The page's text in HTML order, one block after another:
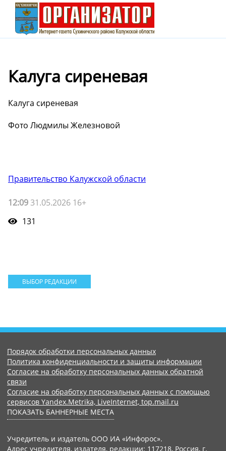
Калуга сиреневая
Калуга сиреневая
Фото Людмилы Железновой
Правительство Калужской области
12:09 31.05.2026 16+
131
ВЫБОР РЕДАКЦИИ
Порядок обработки персональных данных
Политика конфиденциальности и защиты информации
Согласие на обработку персональных данных обратной
связи
Согласие на обработку персональных данных с помощью
сервисов Yandex.Metrika, LiveInternet, top.mail.ru
ПОКАЗАТЬ БАННЕРНЫЕ МЕСТА
Учредитель и издатель ООО ИА «Инфорос».
Адрес учредителя, издателя, редакции: 117218, Россия, г.